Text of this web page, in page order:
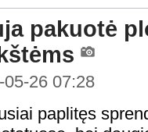
pakuotė
05-26 07:28
paplitęs